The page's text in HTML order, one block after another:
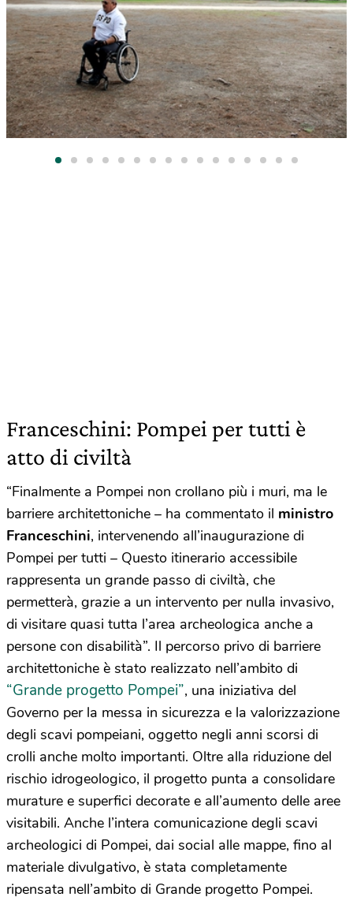
Franceschini: Pompei per tutti è
atto di civiltà
“Finalmente a Pompei non crollano più i muri, ma le
barriere architettoniche – ha commentato il ministro
Franceschini, intervenendo all’inaugurazione di
Pompei per tutti – Questo itinerario accessibile
rappresenta un grande passo di civiltà, che
permetterà, grazie a un intervento per nulla invasivo,
di visitare quasi tutta l’area archeologica anche a
persone con disabilità”. Il percorso privo di barriere
architettoniche è stato realizzato nell’ambito di
“Grande progetto Pompei”, una iniziativa del
Governo per la messa in sicurezza e la valorizzazione
degli scavi pompeiani, oggetto negli anni scorsi di
crolli anche molto importanti. Oltre alla riduzione del
rischio idrogeologico, il progetto punta a consolidare
murature e superfici decorate e all’aumento delle aree
visitabili. Anche l’intera comunicazione degli scavi
archeologici di Pompei, dai social alle mappe, fino al
materiale divulgativo, è stata completamente
ripensata nell’ambito di Grande progetto Pompei.